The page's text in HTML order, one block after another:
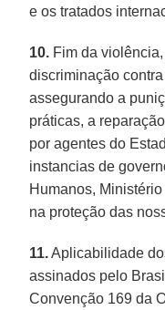
e os tratados
10. Fim da
discriminação
assegurando a
práticas, a
por agentes do
instancias de
Humanos,
na proteção das
11.Aplicabilidade
assinados pelo
Convenção 169 da